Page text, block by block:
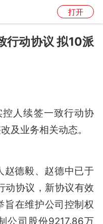
打开
行动协议 拟10派
控人续签一致行动协
及业务相关动态。
赵德毅、赵德中已于
动协议，新协议有效
旨在维护公司控制权
公司股份9217.86万